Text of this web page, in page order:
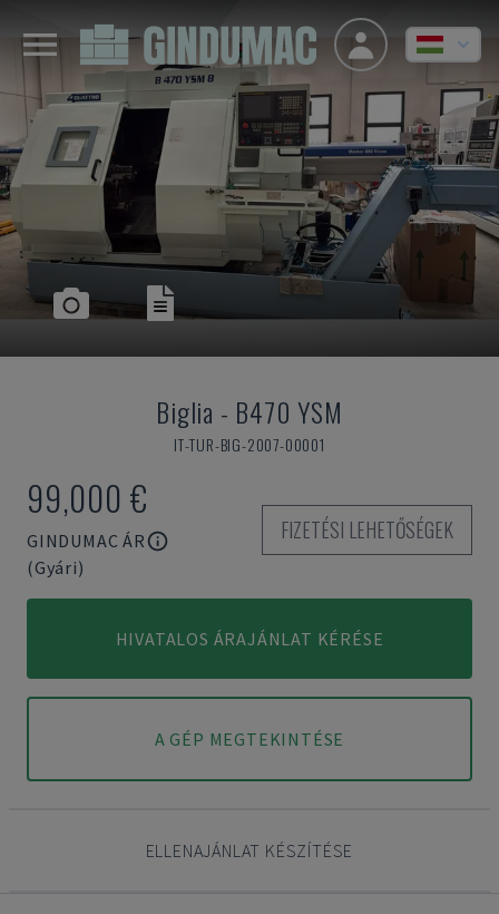
Biglia - B470 YSM
IT-TUR-BIG-2007-00001
99,000 €
GINDUMAC ÁR
(Gyári)
FIZETÉSI LEHETŐSÉGEK
HIVATALOS ÁRAJÁNLAT KÉRÉSE
A GÉP MEGTEKINTÉSE
ELLENAJÁNLAT KÉSZÍTÉSE